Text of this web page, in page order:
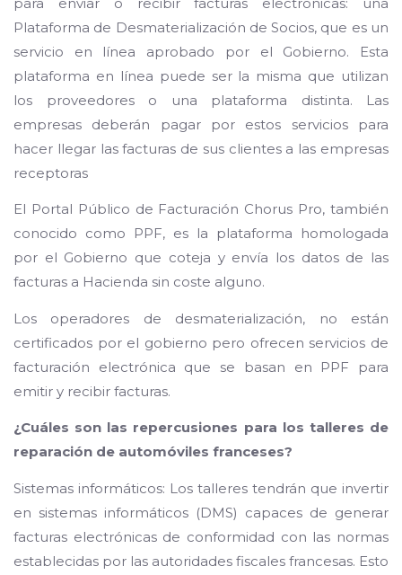
Plataforma de Desmaterialización de Socios, que es un
servicio en línea aprobado por el Gobierno. Esta
plataforma en línea puede ser la misma que utilizan
los proveedores o una plataforma distinta. Las
empresas deberán pagar por estos servicios para
hacer llegar las facturas de sus clientes a las empresas
receptoras
El Portal Público de Facturación Chorus Pro, también
conocido como PPF, es la plataforma homologada
por el Gobierno que coteja y envía los datos de las
facturas a Hacienda sin coste alguno.
Los operadores de desmaterialización, no están
certificados por el gobierno pero ofrecen servicios de
facturación electrónica que se basan en PPF para
emitir y recibir facturas.
¿Cuáles son las repercusiones para los talleres de
reparación de automóviles franceses?
Sistemas informáticos: Los talleres tendrán que invertir
en sistemas informáticos (DMS) capaces de generar
facturas electrónicas de conformidad con las normas
establecidas por las autoridades fiscales francesas. Esto